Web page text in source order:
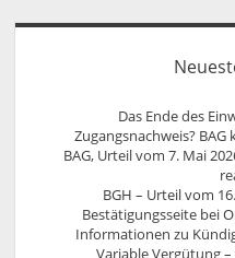
Das Ende des
Zugangsnachweis?
BAG, Urteil vom 7. Mai
BGH – Urteil vom
Bestätigungsseite bei
Informationen zu
Variable Vergütung